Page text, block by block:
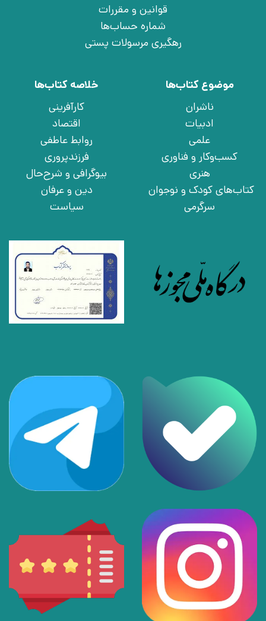
قوانین و مقررات
شماره حساب‌ها
رهگیری مرسولات پستی
موضوع کتاب‌ها
ناشران
ادبیات
علمی
کسب‌وکار و فناوری
هنری
کتاب‌های کودک و نوجوان
سرگرمی
خلاصه کتاب‌ها
کارآفرینی
اقتصاد
روابط عاطفی
فرزندپروری
بیوگرافی و شرح‌حال
دین و عرفان
سیاست